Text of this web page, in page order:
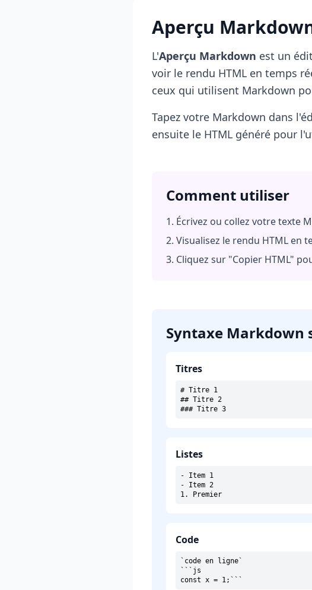
Aperçu
L'Aperçu Markdown est un
voir le rendu HTML en temps
ceux qui utilisent Markdown
Tapez votre Markdown dans
ensuite le HTML généré pour
Comment utiliser
Écrivez ou collez votre texte
Visualisez le rendu HTML en
Cliquez sur "Copier HTML"
Syntaxe Markdown
Titres
# Titre 1
## Titre 2
### Titre 3
Listes
- Item 1
- Item 2
1. Premier
Code
`code en ligne`
```js
const x = 1;```